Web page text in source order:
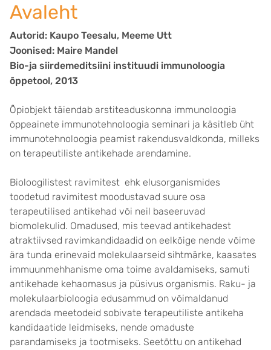
Avaleht
Autorid: Kaupo Teesalu, Meeme Utt
Joonised: Maire Mandel
Bio-ja siirdemeditsiini instituudi immunoloogia
õppetool, 2013
Õpiobjekt täiendab arstiteaduskonna immunoloogia
õppeainete immunotehnoloogia seminari ja käsitleb üht
immunotehnoloogia peamist rakendusvaldkonda, milleks
on terapeutiliste antikehade arendamine.
Bioloogilistest ravimitest ehk elusorganismides
toodetud ravimitest moodustavad suure osa
terapeutilised antikehad või neil baseeruvad
biomolekulid. Omadused, mis teevad antikehadest
atraktiivsed ravimkandidaadid on eelkõige nende võime
ära tunda erinevaid molekulaarseid sihtmärke, kaasates
immuunmehhanisme oma toime avaldamiseks, samuti
antikehade kehaomasus ja püsivus organismis. Raku- ja
molekulaarbioloogia edusammud on võimaldanud
arendada meetodeid sobivate terapeutiliste antikeha
kandidaatide leidmiseks, nende omaduste
parandamiseks ja tootmiseks. Seetõttu on antikehad